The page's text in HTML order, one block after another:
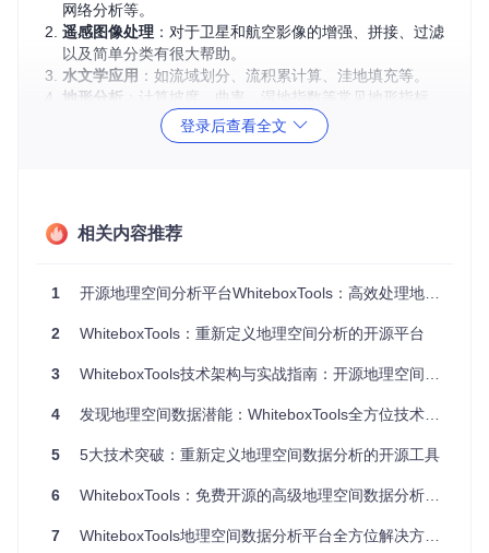
网络分析等。
遥感图像处理 ：对于卫星和航空影像的增强、拼接、过滤
以及简单分类有很大帮助。
水文学应用 ：如流域划分、流积累计算、洼地填充等。
地形分析 ：计算坡度、曲率、湿地指数等常见地形指标。
LiDAR数据处理
：点云查询、分割、分类以及高程模型
（DEM）生成。
全面的工具集：提供超过518个工具，涵盖数据转换、GIS
运行。
供的图形用户界面（WhiteboxTools Runner）进行操作。
：详细的用户手册和在线教程使得学习和使用变得
社区驱动：活跃的开发团队和开放源代码社区，欢迎贡献代
为了更好地了解并试用whitebox-python，你可以通过Jupy
ter Notebook或Binder的交互式环境进行实践。只需点击链
接，无需本地安装，即可开始探索其强大的功能。
总的来说，无论你是地理信息系统领域的研究人员、开发人员
登录后查看全文
相关内容推荐
1 开源地理空间分析平台WhiteboxTools：高效处理地形与水文数据的技术方案
2 WhiteboxTools：重新定义地理空间分析的开源平台
3 WhiteboxTools技术架构与实战指南：开源地理空间分析平台深度解析
4 发现地理空间数据潜能：WhiteboxTools全方位技术探索
5 5大技术突破：重新定义地理空间数据分析的开源工具
6 WhiteboxTools：免费开源的高级地理空间数据分析平台终极指南
7 WhiteboxTools地理空间数据分析平台全方位解决方案与实战指南